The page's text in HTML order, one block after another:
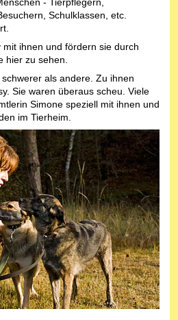
Schulklassen, etc.
ihnen und fördern sie durch
hier zu sehen.
als andere. Zu ihnen
Sie waren überaus scheu. Viele
Simone speziell mit ihnen und
im Tierheim.